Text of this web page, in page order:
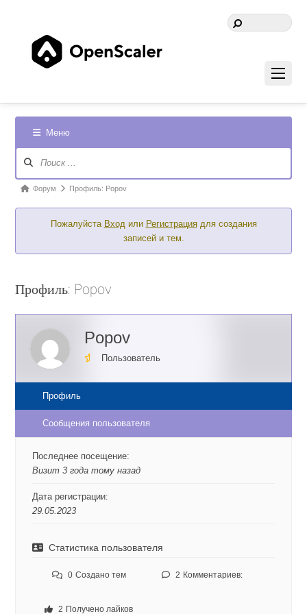
Меню
Форума
ФорумФорум Профиль: Popov
Пожалуйста Входили Регистрациядля создания
записей и тем.
Профиль: Popov
Popov
Пользователь
Профиль
Сообщения пользователя
Последнее посещение:
Визит 3 года тому назад
Дата регистрации:
29.05.2023
Статистика пользователя
0 Создано тем 2 Комментариев:
2 Получено лайков